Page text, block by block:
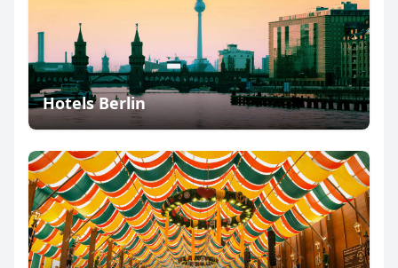
Hotels Berlin